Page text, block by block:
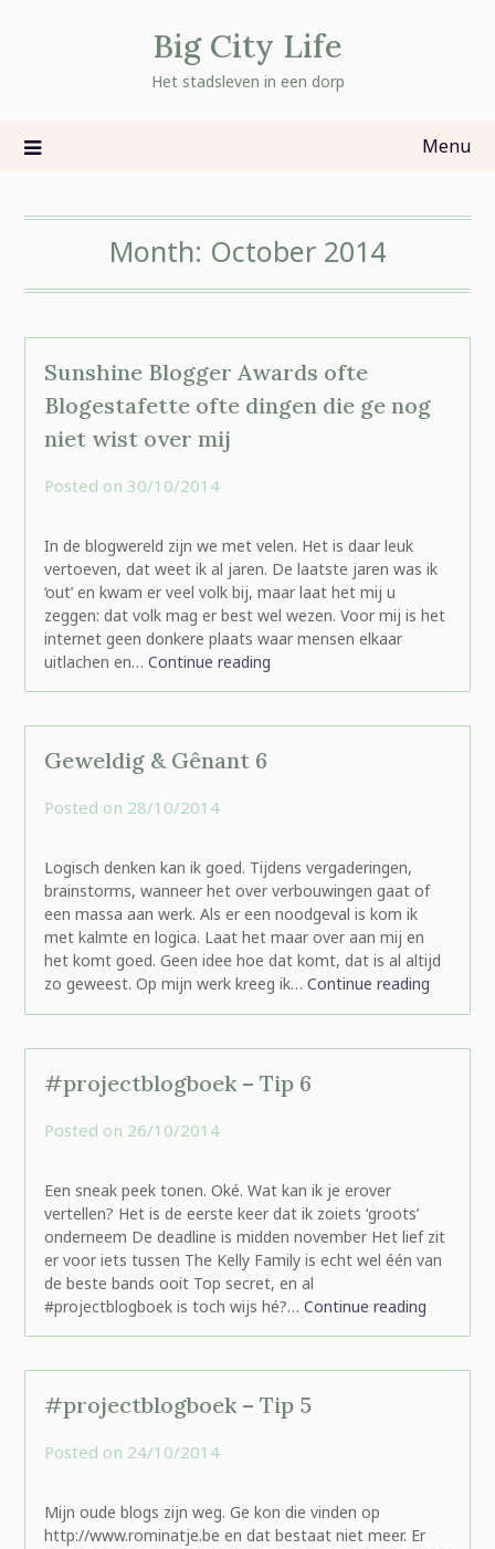
Big City Life
Het stadsleven in een dorp
Menu
Month: October 2014
Sunshine Blogger Awards ofte
Blogestafette ofte dingen die ge nog
niet wist over mij
Posted on 30/10/2014by
In de blogwereld zijn we met velen. Het is daar leuk
vertoeven, dat weet ik al jaren. De laatste jaren was ik
‘out’ en kwam er veel volk bij, maar laat het mij u
zeggen: dat volk mag er best wel wezen. Voor mij is het
internet geen donkere plaats waar mensen elkaar
uitlachen en… Continue reading
Geweldig & Gênant 6
Posted on 28/10/2014by
Logisch denken kan ik goed. Tijdens vergaderingen,
brainstorms, wanneer het over verbouwingen gaat of
een massa aan werk. Als er een noodgeval is kom ik
met kalmte en logica. Laat het maar over aan mij en
het komt goed. Geen idee hoe dat komt, dat is al altijd
zo geweest. Op mijn werk kreeg ik… Continue reading
#projectblogboek – Tip 6
Posted on 26/10/2014by
Een sneak peek tonen. Oké. Wat kan ik je erover
vertellen? Het is de eerste keer dat ik zoiets ‘groots’
onderneem De deadline is midden november Het lief zit
er voor iets tussen The Kelly Family is echt wel één van
de beste bands ooit Top secret, en al
#projectblogboek is toch wijs hé?… Continue reading
#projectblogboek – Tip 5
Posted on 24/10/2014by
Mijn oude blogs zijn weg. Ge kon die vinden op
http://www.rominatje.be en dat bestaat niet meer. Er